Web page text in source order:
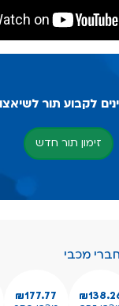
לקבוע תור
זימון תור חדש
מכבי
₪177.77